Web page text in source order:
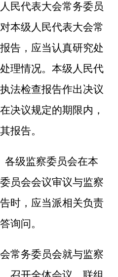
民代表大会常务委员
本级人民代表大会常
告，应当认真研究处
理情况。本级人民代
法检查报告作出决议
决议规定的期限内，
报告。
级监察委员会在本
员会会议审议与监察
时，应当派相关负责
询问。
务委员会就与监察